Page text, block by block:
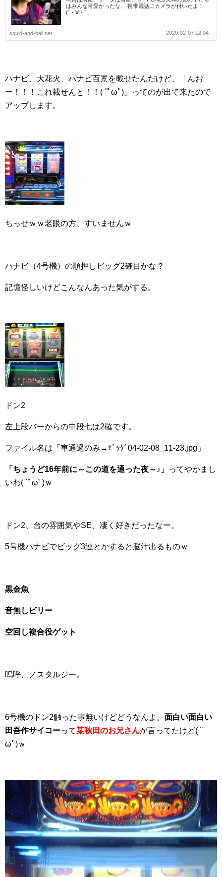
はみんな可愛かったな。 携帯電話にカメラが付いたよ！
(´・∀・`...
squid-and-ball.net 2020-02-07 12:04
ハナビ、大花火、ハナビ百景を載せたんだけど、「んお
ー！！！これ載せんと！！( ´ﾟωﾟ)」ってのが出て来たので
アップします。
ちっせｗｗ老眼の方、すいませんｗ
ハナビ（4号機）の順押しビッグ2確目かな？
記憶怪しいけどこんなんあった気がする。
ドン2
左上段バーからの中段七は2確です。
ファイル名は「車通過のみ→ﾋﾞｯｸﾞ04-02-08_11-23.jpg」
「ちょうど16年前に～この道を通った夜～♪」 ってやかまし
いわ( ´ﾟωﾟ)ｗ
ドン2、台の雰囲気やSE、凄く好きだったなー。
5号機ハナビでビッグ3連とかすると脳汁出るものｗ
黒金魚
音無しビリー
空回し複合役ゲット
嗚呼、ノスタルジー。
6号機のドン2触った事無いけどどうなんよ。 面白い面白い
田吾作サイコーって某秋田のお兄さんが言ってたけど( ´ﾟ
ωﾟ)ｗ